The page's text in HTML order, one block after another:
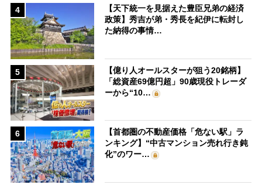
4
【天下統一を見据えた豊臣兄弟の経済
政策】秀吉が弟・秀長を紀伊に転封し
た納得の事情…
5
【億り人オールスターが狙う20銘柄】
「総資産69億円超」90歳現役トレーダ
ーから“10…
6
【首都圏の不動産価格「危ない駅」ラ
ンキング】“中古マンション売れ行き鈍
化”のワー…